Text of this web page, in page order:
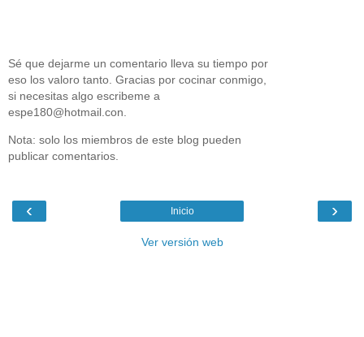
Sé que dejarme un comentario lleva su tiempo por
eso los valoro tanto. Gracias por cocinar conmigo,
si necesitas algo escribeme a
espe180@hotmail.con.
Nota: solo los miembros de este blog pueden
publicar comentarios.
‹ ›
Inicio
Ver versión web